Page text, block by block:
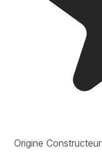
Origine Constructeur